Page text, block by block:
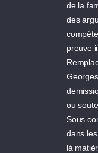
de la
des
preuve
ou
Sous
dans
là